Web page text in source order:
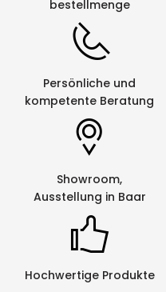
bestellmenge
Persönliche und
kompetente Beratung
Showroom,
Ausstellung in Baar
Hochwertige Produkte